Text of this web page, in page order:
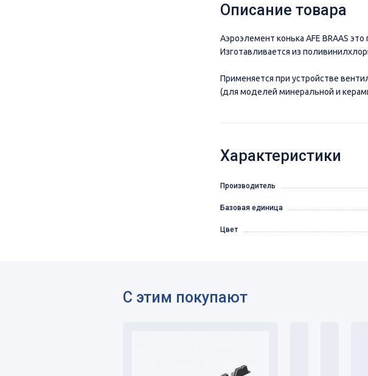
Описание товара
Аэроэлемент конька AFE BRAAS
Изготавливается из
Применяется при устройстве
(для моделей минеральной и
Характеристики
Производитель
Базовая единица
Цвет
С этим покупают